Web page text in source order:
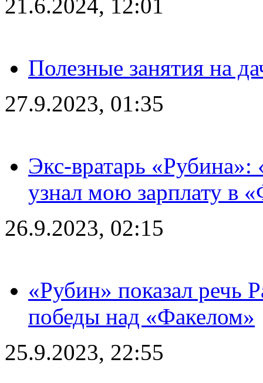
21.6.2024, 12:01
Полезные занятия на
27.9.2023, 01:35
Экс-вратарь «Рубина»:
узнал мою зарплату в
26.9.2023, 02:15
«Рубин» показал речь
победы над «Факелом»
25.9.2023, 22:55